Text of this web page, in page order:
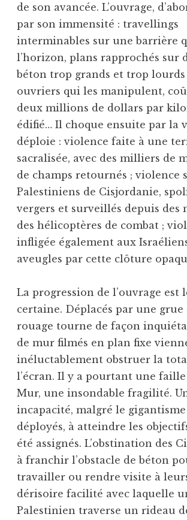
de son avancée. L’ouvrage,
par son immensité : travellings
interminables sur une barrière
l’horizon, plans rapprochés sur
béton trop grands et trop
ouvriers qui les manipulent,
deux millions de dollars par
édifié… Il choque ensuite par la
déploie : violence faite à une
sacralisée, avec des milliers de
de champs retournés ; violence
Palestiniens de Cisjordanie,
vergers et surveillés depuis des
des hélicoptères de combat ;
infligée également aux
aveugles par cette clôture
La progression de l’ouvrage est
certaine. Déplacés par une
rouage tourne de façon
de mur filmés en plan fixe
inéluctablement obstruer la
l’écran. Il y a pourtant une faille
Mur, une insondable fragilité.
incapacité, malgré le gigantisme
déployés, à atteindre les
été assignés. L’obstination des
à franchir l’obstacle de béton
travailler ou rendre visite à
dérisoire facilité avec laquelle
Palestinien traverse un rideau